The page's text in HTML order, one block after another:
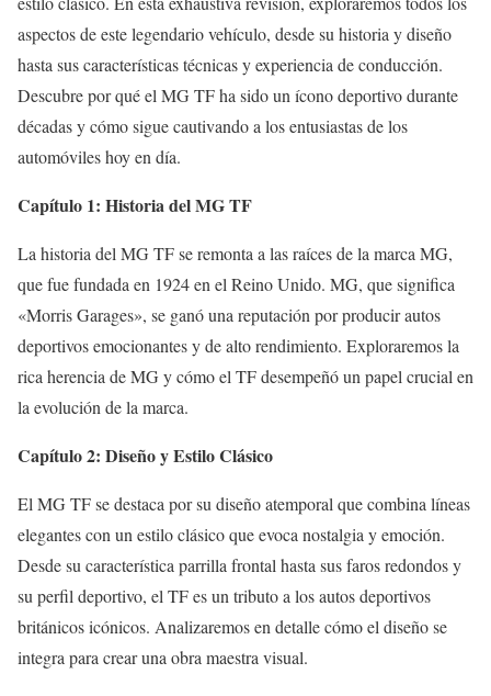
aspectos de este legendario vehículo, desde su historia y diseño
hasta sus características técnicas y experiencia de conducción.
Descubre por qué el MG TF ha sido un ícono deportivo durante
décadas y cómo sigue cautivando a los entusiastas de los
automóviles hoy en día.
Capítulo 1: Historia del MG TF
La historia del MG TF se remonta a las raíces de la marca MG,
que fue fundada en 1924 en el Reino Unido. MG, que significa
«Morris Garages», se ganó una reputación por producir autos
deportivos emocionantes y de alto rendimiento. Exploraremos la
rica herencia de MG y cómo el TF desempeñó un papel crucial en
la evolución de la marca.
Capítulo 2: Diseño y Estilo Clásico
El MG TF se destaca por su diseño atemporal que combina líneas
elegantes con un estilo clásico que evoca nostalgia y emoción.
Desde su característica parrilla frontal hasta sus faros redondos y
su perfil deportivo, el TF es un tributo a los autos deportivos
británicos icónicos. Analizaremos en detalle cómo el diseño se
integra para crear una obra maestra visual.